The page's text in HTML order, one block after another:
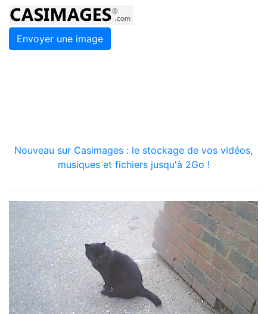
Envoyer une image
Nouveau sur Casimages : le stockage de vos vidéos,
musiques et fichiers jusqu'à 2Go !